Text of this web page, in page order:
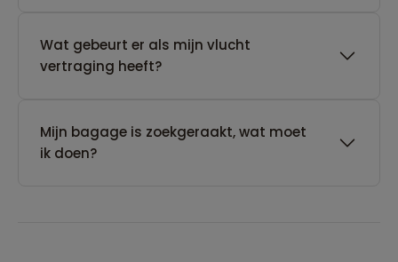
Wat gebeurt er als mijn vlucht
vertraging heeft?
Mijn bagage is zoekgeraakt, wat moet
ik doen?